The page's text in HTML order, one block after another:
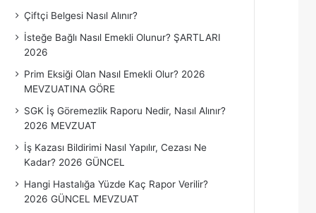
Çiftçi Belgesi Nasıl Alınır?
İsteğe Bağlı Nasıl Emekli Olunur? ŞARTLARI
2026
Prim Eksiği Olan Nasıl Emekli Olur? 2026
MEVZUATINA GÖRE
SGK İş Göremezlik Raporu Nedir, Nasıl Alınır?
2026 MEVZUAT
İş Kazası Bildirimi Nasıl Yapılır, Cezası Ne
Kadar? 2026 GÜNCEL
Hangi Hastalığa Yüzde Kaç Rapor Verilir?
2026 GÜNCEL MEVZUAT